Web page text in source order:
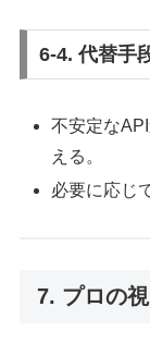
6-4. 代替手
不安定な
える。
必要に応じ
7. プロの